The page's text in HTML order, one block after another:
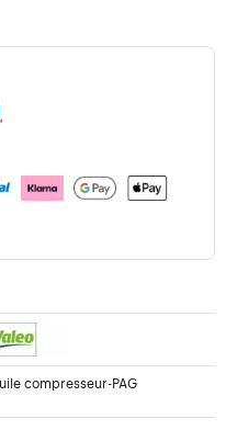
compresseur-PAG